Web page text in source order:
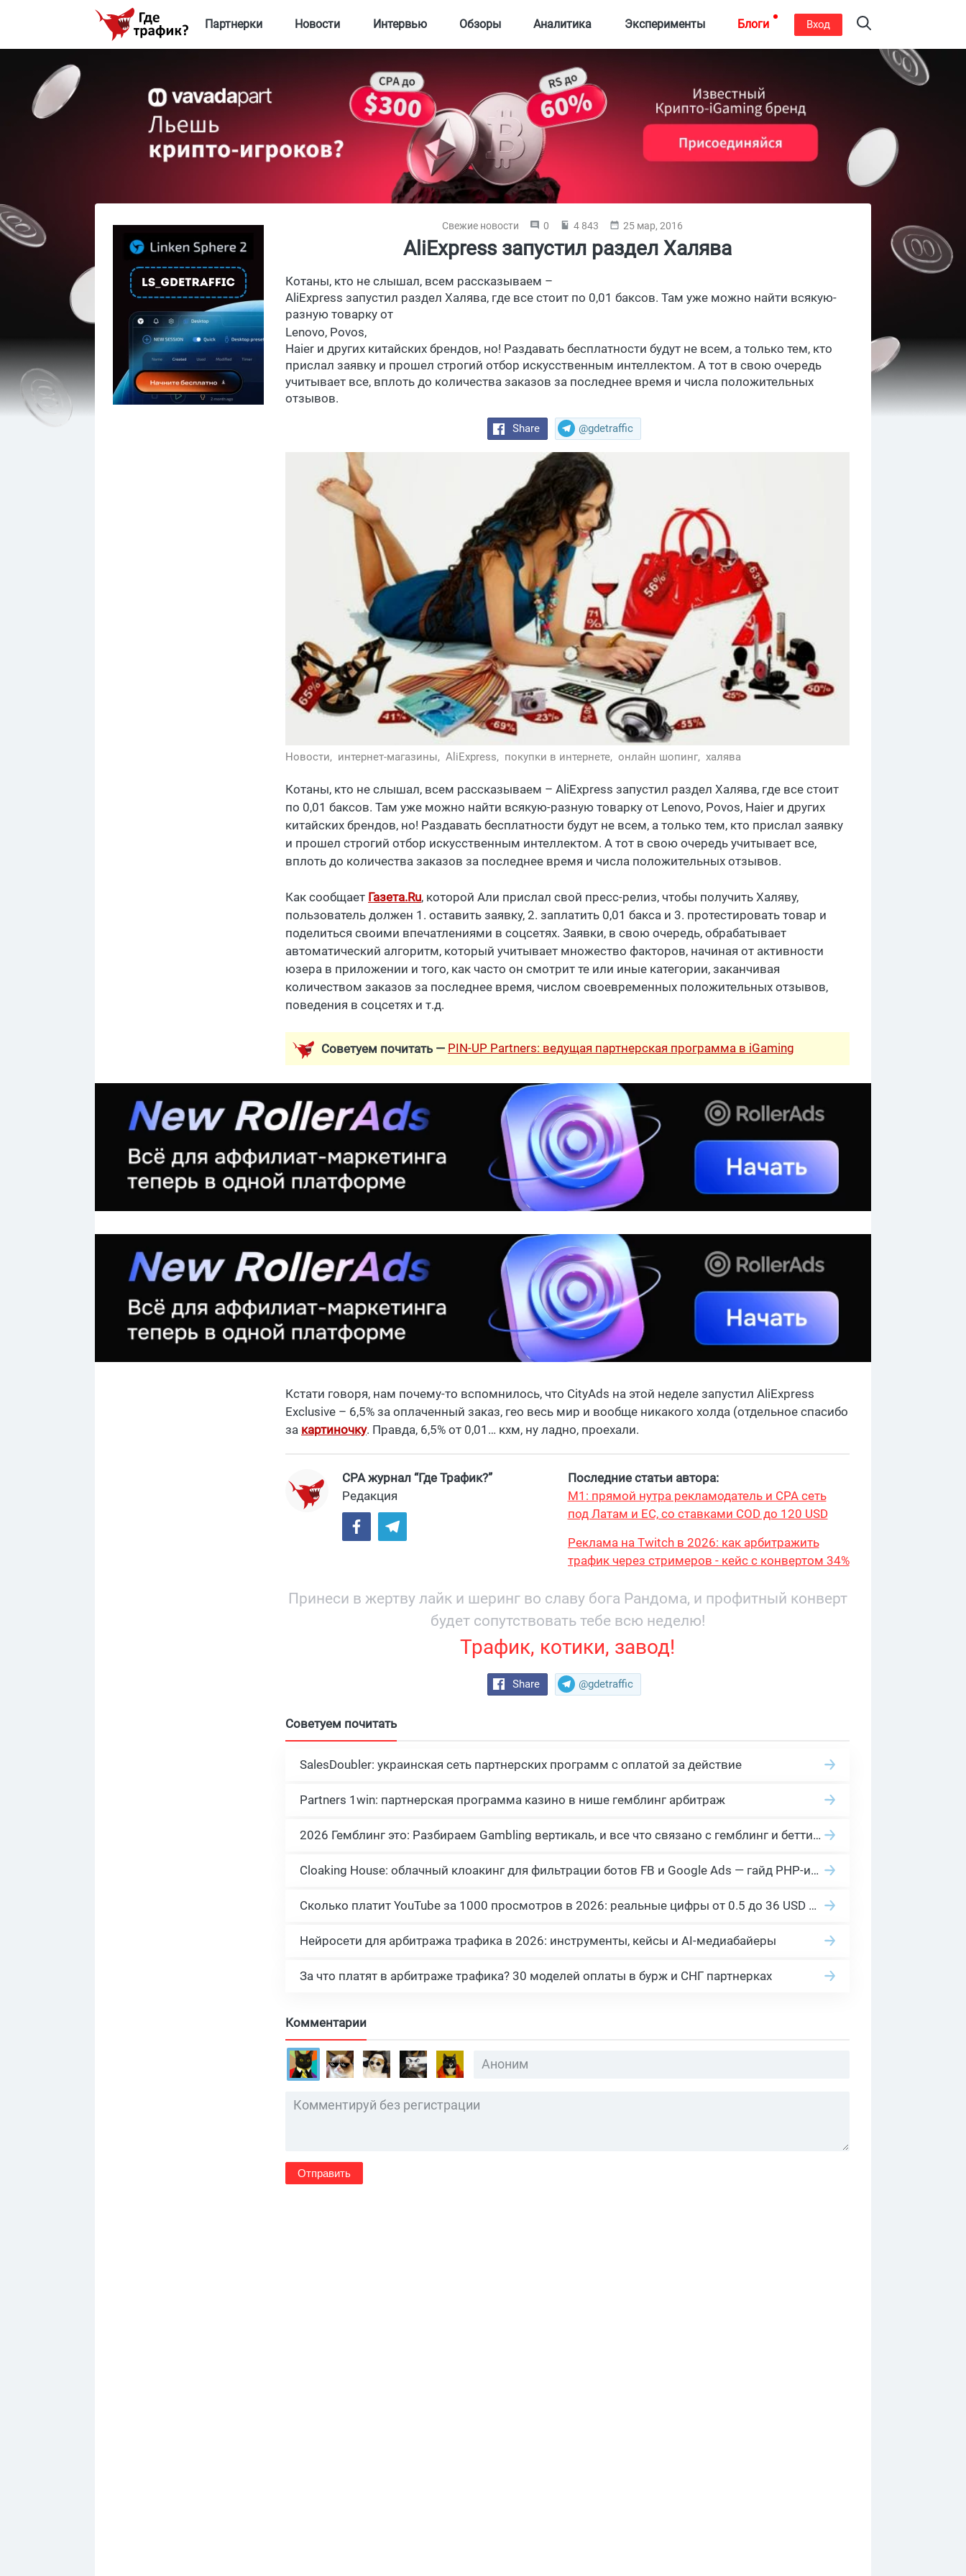
Партнерки Новости Интервью Обзоры Аналитика Эксперименты Блоги Вход
Свежие новости 0 4 843 25 мар, 2016
AliExpress запустил раздел Халява
Котаны, кто не слышал, всем рассказываем –
AliExpress запустил раздел Халява, где все стоит по 0,01 баксов. Там уже можно найти всякую-
разную товарку от
Lenovo, Povos,
Haier и других китайских брендов, но! Раздавать бесплатности будут не всем, а только тем, кто
прислал заявку и прошел строгий отбор искусственным интеллектом. А тот в свою очередь
учитывает все, вплоть до количества заказов за последнее время и числа положительных
отзывов.
Share @gdetraffic
Новости, интернет-магазины, AliExpress, покупки в интернете, онлайн шопинг, халява
Котаны, кто не слышал, всем рассказываем – AliExpress запустил раздел Халява, где все стоит
по 0,01 баксов. Там уже можно найти всякую-разную товарку от Lenovo, Povos, Haier и других
китайских брендов, но! Раздавать бесплатности будут не всем, а только тем, кто прислал заявку
и прошел строгий отбор искусственным интеллектом. А тот в свою очередь учитывает все,
вплоть до количества заказов за последнее время и числа положительных отзывов.
Как сообщает Газета.Ru, которой Али прислал свой пресс-релиз, чтобы получить Халяву,
пользователь должен 1. оставить заявку, 2. заплатить 0,01 бакса и 3. протестировать товар и
поделиться своими впечатлениями в соцсетях. Заявки, в свою очередь, обрабатывает
автоматический алгоритм, который учитывает множество факторов, начиная от активности
юзера в приложении и того, как часто он смотрит те или иные категории, заканчивая
количеством заказов за последнее время, числом своевременных положительных отзывов,
поведения в соцсетях и т.д.
Советуем почитать — PIN-UP Partners: ведущая партнерская программа в iGaming
Кстати говоря, нам почему-то вспомнилось, что CityAds на этой неделе запустил AliExpress
Exclusive – 6,5% за оплаченный заказ, гео весь мир и вообще никакого холда (отдельное спасибо
за картиночку. Правда, 6,5% от 0,01… кхм, ну ладно, проехали.
CPA журнал “Где Трафик?”
Редакция
Последние статьи автора:
М1: прямой нутра рекламодатель и CPA сеть
под Латам и ЕС, со ставками COD до 120 USD
Реклама на Twitch в 2026: как арбитражить
трафик через стримеров - кейс с конвертом 34%
Принеси в жертву лайк и шеринг во славу бога Рандома, и профитный конверт
будет сопутствовать тебе всю неделю!
Трафик, котики, завод!
Share @gdetraffic
Советуем почитать
SalesDoubler: украинская сеть партнерских программ с оплатой за действие
Partners 1win: партнерская программа казино в нише гемблинг арбитраж
2026 Гемблинг это: Разбираем Gambling вертикаль, и все что связано с гемблинг и беттинг офферами
Cloaking House: облачный клоакинг для фильтрации ботов FB и Google Ads — гайд PHP-интеграции 2026
Сколько платит YouTube за 1000 просмотров в 2026: реальные цифры от 0.5 до 36 USD по ГЕО
Нейросети для арбитража трафика в 2026: инструменты, кейсы и AI-медиабайеры
За что платят в арбитраже трафика? 30 моделей оплаты в бурж и СНГ партнерках
Комментарии
Отправить